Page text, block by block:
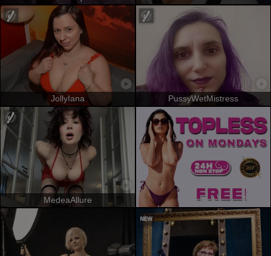
JollyIana PussyWetMistress
MedeaAllure